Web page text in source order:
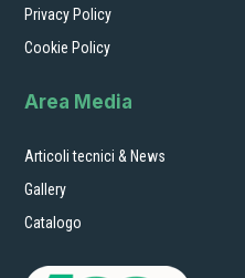
Privacy Policy
Cookie Policy
Area Media
Articoli tecnici & News
Gallery
Catalogo